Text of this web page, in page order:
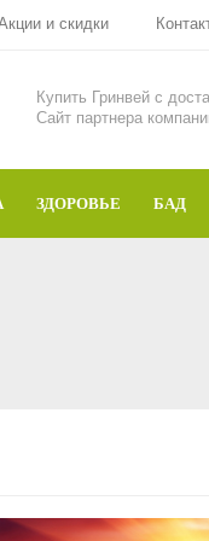
и скидки
Купить Гринвей c
Сайт партнера
ЗДОРОВЬЕ БАД